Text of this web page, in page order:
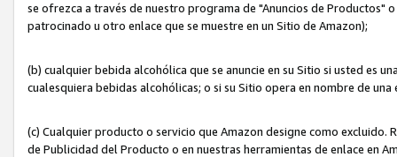
se ofrezca a través de nuestro programa de "Anuncios de Productos"
patrocinado u otro enlace que se muestre en un Sitio de Amazon);
(b) cualquier bebida alcohólica que se anuncie en su Sitio si usted es
cualesquiera bebidas alcohólicas; o si su Sitio opera en nombre de
(c) Cualquier producto o servicio que Amazon designe como excluido.
de Publicidad del Producto o en nuestras herramientas de enlace en